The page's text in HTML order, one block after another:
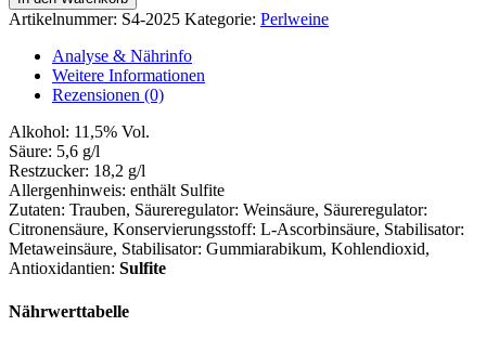
Menge
Artikelnummer: S4-2025 Kategorie: Perlweine
Analyse & Nährinfo
Weitere Informationen
Rezensionen (0)
Alkohol: 11,5% Vol.
Säure: 5,6 g/l
Restzucker: 18,2 g/l
Allergenhinweis: enthält Sulfite
Zutaten: Trauben, Säureregulator: Weinsäure, Säureregulator:
Citronensäure, Konservierungsstoff: L-Ascorbinsäure, Stabilisator:
Metaweinsäure, Stabilisator: Gummiarabikum, Kohlendioxid,
Antioxidantien: Sulfite
Nährwerttabelle